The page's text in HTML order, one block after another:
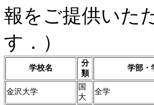
報をご提供いた
す．）
学校名
分
類
学部・
金沢大学
国
大
全学